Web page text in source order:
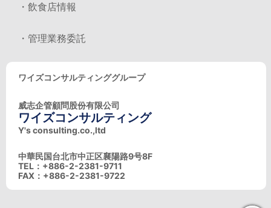
・飲食店情報
・管理業務委託
ワイズコンサルティンググループ
威志企管顧問股份有限公司
ワイズコンサルティング
Y's consulting.co.,ltd
中華民国台北市中正区襄陽路9号8F
TEL：+886-2-2381-9711
FAX：+886-2-2381-9722